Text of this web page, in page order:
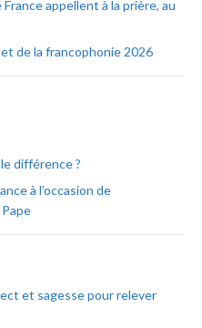
appellent à la prière, au
de la francophonie 2026
différence ?
à l’occasion de
et sagesse pour relever